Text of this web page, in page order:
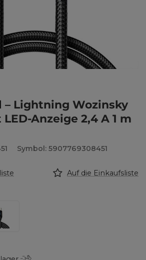
– Lightning Wozinsky
Anzeige 2,4 A 1 m
Symbol: 5907769308451
Auf die Einkaufsliste